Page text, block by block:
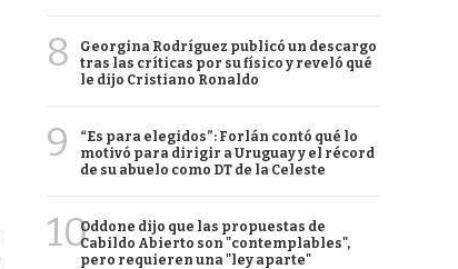
8
Georgina Rodríguez publicó un descargo
tras las críticas por su físico y reveló qué
le dijo Cristiano Ronaldo
9
“Es para elegidos”: Forlán contó qué lo
motivó para dirigir a Uruguay y el récord
de su abuelo como DT de la Celeste
10Oddone dijo que las propuestas de
Cabildo Abierto son "contemplables",
pero requieren una "ley aparte"